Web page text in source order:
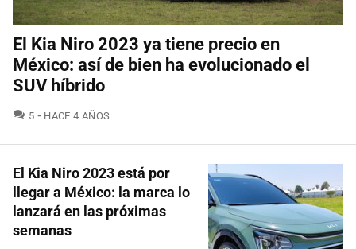
El Kia Niro 2023 ya tiene precio en
México: así de bien ha evolucionado el
SUV híbrido
5 COMENTARIOS
HACE 4 AÑOS
El Kia Niro 2023 está por
llegar a México: la marca lo
lanzará en las próximas
semanas